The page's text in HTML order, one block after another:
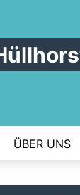
ÜBER UNS